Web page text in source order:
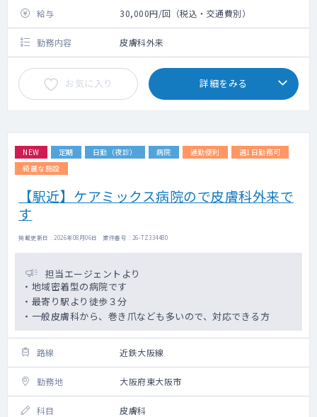
給与 30,000円/回（税込・交通費別）
勤務内容 皮膚科外来
お気に入り 詳細をみる
NEW 定期 日勤（夜診） 病院 通勤便利
週1日勤務可
綺麗な施設
【駅近】ケアミックス病院ので皮膚科外来で
す
掲載更新日 : 2026年08月06日 案件番号 : 26-TZ334480
担当エージェントより
・地域密着型の病院です
・最寄り駅より徒歩３分
・一般皮膚科から、巻き爪なども多いので、対応できる方
路線 近鉄大阪線
勤務地 大阪府東大阪市
科目 皮膚科